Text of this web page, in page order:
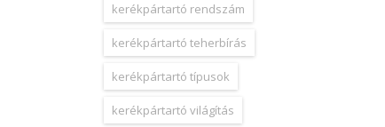
kerékpártartó rendszám
kerékpártartó teherbírás
kerékpártartó típusok
kerékpártartó világítás